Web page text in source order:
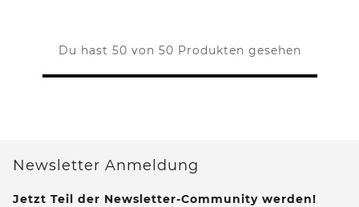
Du hast 50 von 50 Produkten gesehen
Newsletter Anmeldung
Jetzt Teil der Newsletter-Community werden!